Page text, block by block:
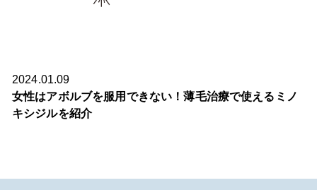
2024.01.09
女性はアボルブを服用できない！薄毛治療で使えるミノ
キシジルを紹介